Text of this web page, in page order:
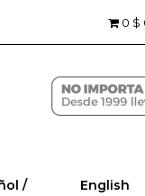
0 $
/ English